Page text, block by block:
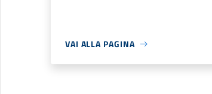
VAI ALLA PAGINA